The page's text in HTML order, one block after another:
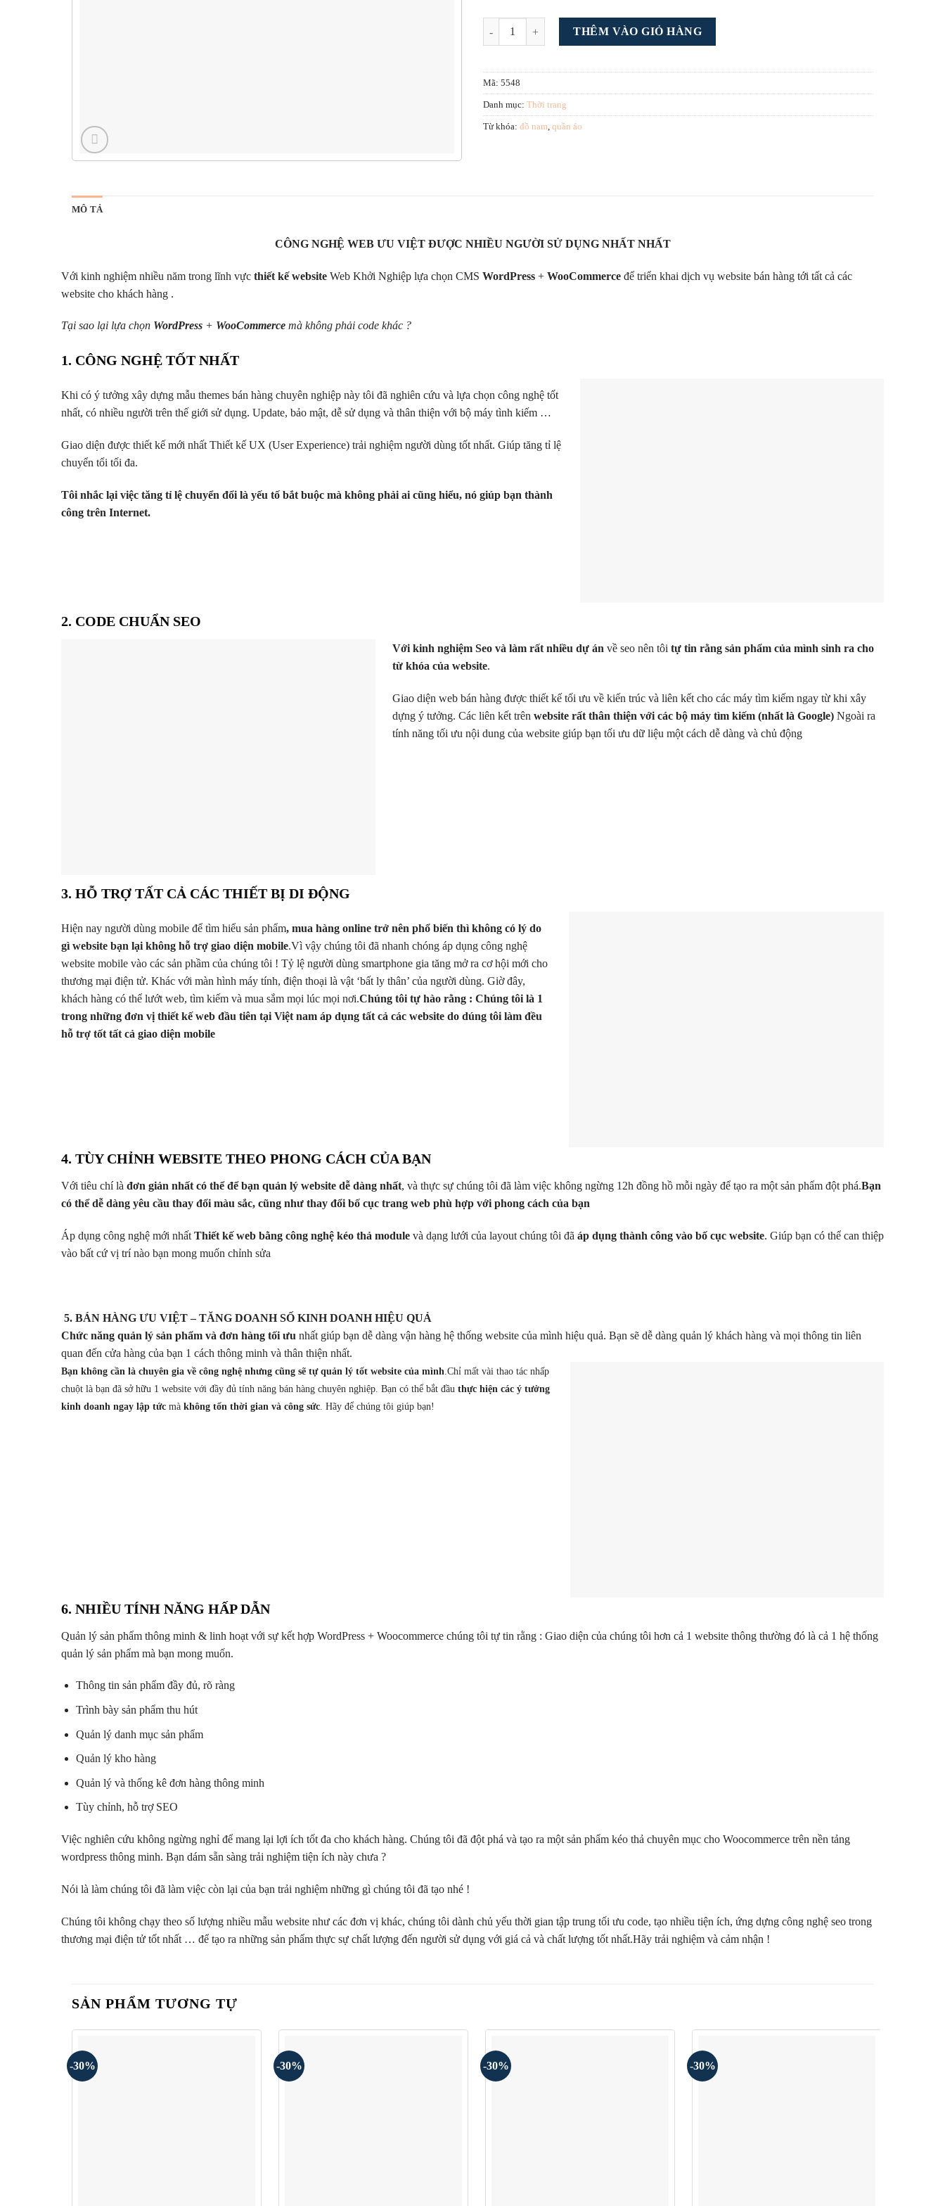
Mẫu webstie bán đồ nam số lượng
THÊM VÀO GIỎ HÀNG
Mã: 5548
Danh mục: Thời trang
Từ khóa: đồ nam, quần áo
MÔ TẢ
CÔNG NGHỆ WEB ƯU VIỆT ĐƯỢC NHIỀU NGƯỜI SỬ DỤNG NHẤT NHẤT
Với kinh nghiệm nhiều năm trong lĩnh vực thiết kế website Web Khởi Nghiệp lựa chọn CMS WordPress + WooCommerce để triển khai dịch vụ website bán hàng tới tất cả các
website cho khách hàng .
Tại sao lại lựa chọn WordPress + WooCommerce mà không phải code khác ?
1. CÔNG NGHỆ TỐT NHẤT
Khi có ý tưởng xây dựng mẫu themes bán hàng chuyên nghiệp này tôi đã nghiên cứu và lựa chọn công nghệ tốt
nhất, có nhiều người trên thế giới sử dụng. Update, bảo mật, dễ sử dụng và thân thiện với bộ máy tình kiếm …
Giao diện được thiết kế mới nhất Thiết kế UX (User Experience) trải nghiệm người dùng tốt nhất. Giúp tăng tỉ lệ
chuyển tổi tối đa.
Tôi nhắc lại việc tăng tỉ lệ chuyển đổi là yếu tố bắt buộc mà không phải ai cũng hiểu, nó giúp bạn thành
công trên Internet.
2. CODE CHUẨN SEO
Với kinh nghiệm Seo và làm rất nhiều dự án về seo nên tôi tự tin rằng sản phẩm của mình sinh ra cho
từ khóa của website.
Giao diện web bán hàng được thiết kế tối ưu về kiến trúc và liên kết cho các máy tìm kiếm ngay từ khi xây
dựng ý tưởng. Các liên kết trên website rất thân thiện với các bộ máy tìm kiếm (nhất là Google) Ngoài ra
tính năng tối ưu nội dung của website giúp bạn tối ưu dữ liệu một cách dễ dàng và chủ động
3. HỖ TRỢ TẤT CẢ CÁC THIẾT BỊ DI ĐỘNG
Hiện nay người dùng mobile để tìm hiểu sản phẩm, mua hàng online trở nên phổ biến thì không có lý do
gì website bạn lại không hỗ trợ giao diện mobile.Vì vậy chúng tôi đã nhanh chóng áp dụng công nghệ
website mobile vào các sản phầm của chúng tôi ! Tỷ lệ người dùng smartphone gia tăng mở ra cơ hội mới cho
thương mại điện tử. Khác với màn hình máy tính, điện thoại là vật ‘bất ly thân’ của người dùng. Giờ đây,
khách hàng có thể lướt web, tìm kiếm và mua sắm mọi lúc mọi nơi.Chúng tôi tự hào rằng : Chúng tôi là 1
trong những đơn vị thiết kế web đầu tiên tại Việt nam áp dụng tất cả các website do dúng tôi làm đều
hỗ trợ tốt tất cả giao diện mobile
4. TÙY CHỈNH WEBSITE THEO PHONG CÁCH CỦA BẠN
Với tiêu chí là đơn giản nhất có thể để bạn quản lý website dễ dàng nhất, và thực sự chúng tôi đã làm việc không ngừng 12h đồng hồ mỗi ngày để tạo ra một sản phẩm đột phá.Bạn
có thể dễ dàng yêu cầu thay đổi màu sắc, cũng như thay đổi bố cục trang web phù hợp với phong cách của bạn
Áp dụng công nghệ mới nhất Thiết kế web bằng công nghệ kéo thả module và dạng lưới của layout chúng tôi đã áp dụng thành công vào bố cục website. Giúp bạn có thể can thiệp
vào bất cứ vị trí nào bạn mong muốn chỉnh sửa
5. BÁN HÀNG ƯU VIỆT – TĂNG DOANH SỐ KINH DOANH HIỆU QUẢ
Chức năng quản lý sản phẩm và đơn hàng tối ưu nhất giúp bạn dễ dàng vận hàng hệ thống website của mình hiệu quả. Bạn sẽ dễ dàng quản lý khách hàng và mọi thông tin liên
quan đến cửa hàng của bạn 1 cách thông minh và thân thiện nhất.
Bạn không cần là chuyên gia về công nghệ nhưng cũng sẽ tự quản lý tốt website của mình .Chỉ mất vài thao tác nhấp
chuột là bạn đã sở hữu 1 website với đầy đủ tính năng bán hàng chuyên nghiệp. Bạn có thể bắt đầu thực hiện các ý tưởng
kinh doanh ngay lập tức mà không tốn thời gian và công sức . Hãy để chúng tôi giúp bạn!
6. NHIỀU TÍNH NĂNG HẤP DẪN
Quản lý sản phẩm thông minh & linh hoạt với sự kết hợp WordPress + Woocommerce chúng tôi tự tin rằng : Giao diện của chúng tôi hơn cả 1 website thông thường đó là cả 1 hệ thống
quản lý sản phẩm mà bạn mong muốn.
Thông tin sản phẩm đầy đủ, rõ ràng
Trình bày sản phẩm thu hút
Quản lý danh mục sản phẩm
Quản lý kho hàng
Quản lý và thống kê đơn hàng thông minh
Tùy chỉnh, hỗ trợ SEO
Việc nghiên cứu không ngừng nghỉ để mang lại lợi ích tốt đa cho khách hàng. Chúng tôi đã đột phá và tạo ra một sản phẩm kéo thả chuyên mục cho Woocommerce trên nền tảng
wordpress thông minh. Bạn dám sẵn sàng trải nghiệm tiện ích này chưa ?
Nói là làm chúng tôi đã làm việc còn lại của bạn trải nghiệm những gì chúng tôi đã tạo nhé !
Chúng tôi không chạy theo số lượng nhiều mẫu website như các đơn vị khác, chúng tôi dành chủ yếu thời gian tập trung tối ưu code, tạo nhiều tiện ích, ứng dựng công nghệ seo trong
thương mại điện tử tốt nhất … để tạo ra những sản phẩm thực sự chất lượng đến người sử dụng với giá cả và chất lượng tốt nhất.Hãy trải nghiệm và cảm nhận !
SẢN PHẨM TƯƠNG TỰ
-30% -30% -30% -30%